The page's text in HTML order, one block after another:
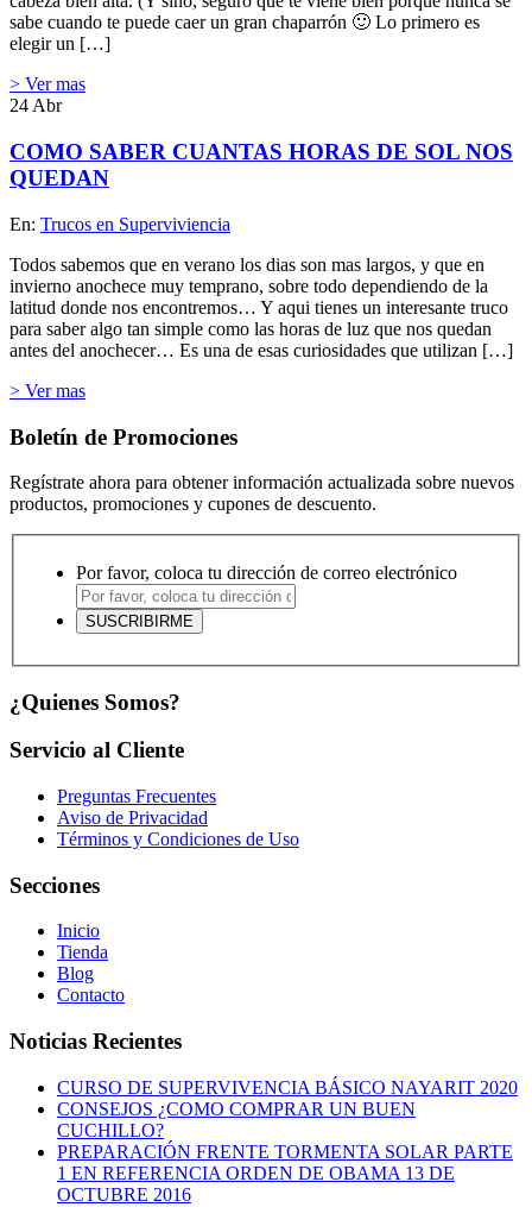
sabe cuando te puede caer un gran chaparrón 🙂 Lo primero es
elegir un […]
> Ver mas
24 Abr
COMO SABER CUANTAS HORAS DE SOL NOS
QUEDAN
En: Trucos en Superviviencia
Todos sabemos que en verano los dias son mas largos, y que en
invierno anochece muy temprano, sobre todo dependiendo de la
latitud donde nos encontremos… Y aqui tienes un interesante truco
para saber algo tan simple como las horas de luz que nos quedan
antes del anochecer… Es una de esas curiosidades que utilizan […]
> Ver mas
Boletín de Promociones
Regístrate ahora para obtener información actualizada sobre nuevos
productos, promociones y cupones de descuento.
Por favor, coloca tu dirección de correo electrónico
¿Quienes Somos?
Servicio al Cliente
Preguntas Frecuentes
Aviso de Privacidad
Términos y Condiciones de Uso
Secciones
Inicio
Tienda
Blog
Contacto
Noticias Recientes
CURSO DE SUPERVIVENCIA BÁSICO NAYARIT 2020
CONSEJOS ¿COMO COMPRAR UN BUEN
CUCHILLO?
PREPARACIÓN FRENTE TORMENTA SOLAR PARTE
1 EN REFERENCIA ORDEN DE OBAMA 13 DE
OCTUBRE 2016